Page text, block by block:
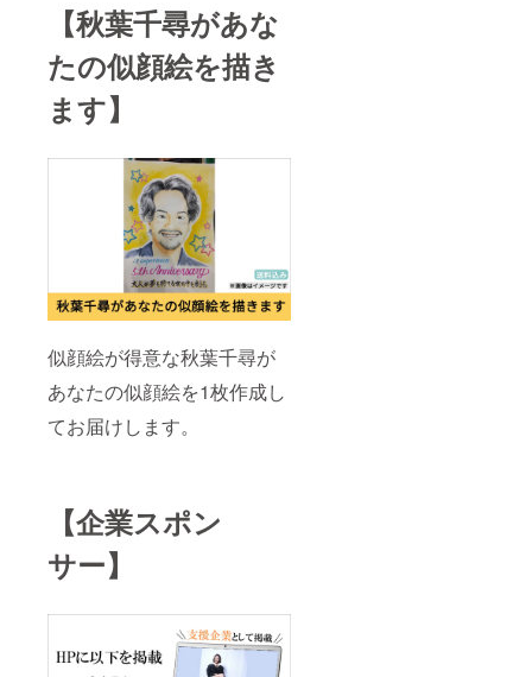
【秋葉千尋があな
たの似顔絵を描き
ます】
似顔絵が得意な秋葉千尋が
あなたの似顔絵を1枚作成し
てお届けします。
【企業スポン
サー】